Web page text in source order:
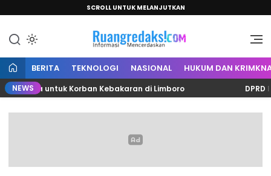
SCROLL UNTUK MELANJUTKAN
Ruang Redaksi
Informasi Mencerdaskan
BERITA TEKNOLOGI NASIONAL HUKUM DAN
NEWSuntuk Korban Kebakaran di Limboro DPRD